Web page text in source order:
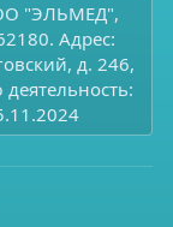
"ЭЛЬМЕД",
Адрес:
д. 246,